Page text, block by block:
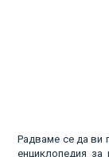
Радваме се да ви
енциклопедия